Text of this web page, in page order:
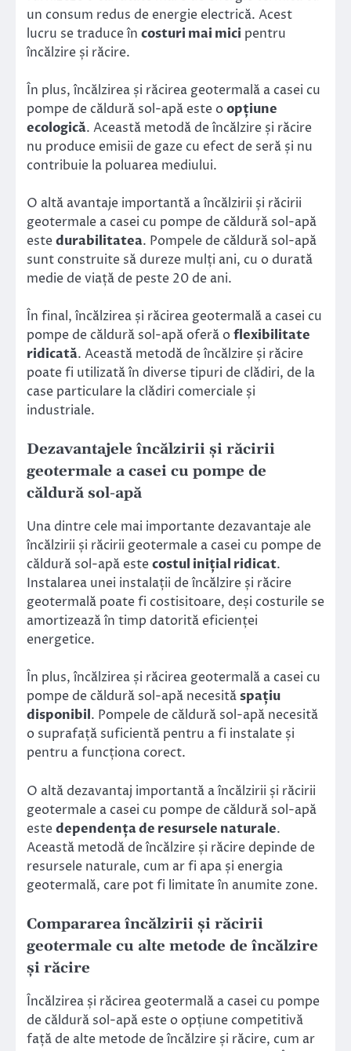
un consum redus de energie electrică. Acest
lucru se traduce în costuri mai mici pentru
încălzire și răcire.
În plus, încălzirea și răcirea geotermală a casei cu
pompe de căldură sol-apă este oopțiune
ecologică. Această metodă de încălzire și răcire
nu produce emisii de gaze cu efect de seră și nu
contribuie la poluarea mediului.
O altă avantaje importantă a încălzirii și răcirii
geotermale a casei cu pompe de căldură sol-apă
estedurabilitatea. Pompele de căldură sol-apă
sunt construite să dureze mulți ani, cu o durată
medie de viață de peste 20 de ani.
În final, încălzirea și răcirea geotermală a casei cu
pompe de căldură sol-apă oferă oflexibilitate
ridicată. Această metodă de încălzire și răcire
poate fi utilizată în diverse tipuri de clădiri, de la
case particulare la clădiri comerciale și
industriale.
Dezavantajele încălzirii și răcirii
geotermale a casei cu pompe de
căldură sol-apă
Una dintre cele mai importante dezavantaje ale
încălzirii și răcirii geotermale a casei cu pompe de
căldură sol-apă estecostul inițial ridicat.
Instalarea unei instalații de încălzire și răcire
geotermală poate fi costisitoare, deși costurile se
amortizează în timp datorită eficienței
energetice.
În plus, încălzirea și răcirea geotermală a casei cu
pompe de căldură sol-apă necesităspațiu
disponibil. Pompele de căldură sol-apă necesită
o suprafață suficientă pentru a fi instalate și
pentru a funcționa corect.
O altă dezavantaj importantă a încălzirii și răcirii
geotermale a casei cu pompe de căldură sol-apă
estedependența de resursele naturale.
Această metodă de încălzire și răcire depinde de
resursele naturale, cum ar fi apa și energia
geotermală, care pot fi limitate în anumite zone.
Compararea încălzirii și răcirii
geotermale cu alte metode de încălzire
și răcire
Încălzirea și răcirea geotermală a casei cu pompe
de căldură sol-apă este o opțiune competitivă
față de alte metode de încălzire și răcire, cum ar